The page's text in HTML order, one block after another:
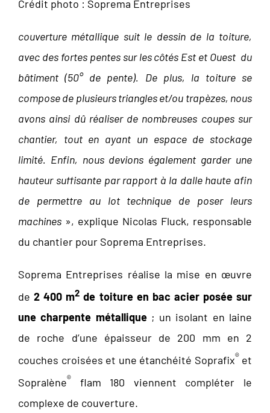
Crédit photo : Soprema Entreprises
couverture métallique suit le dessin de la toiture,
avec des fortes pentes sur les côtés Est et Ouest du
bâtiment (50° de pente). De plus, la toiture se
compose de plusieurs triangles et/ou trapèzes, nous
avons ainsi dû réaliser de nombreuses coupes sur
chantier, tout en ayant un espace de stockage
limité. Enfin, nous devions également garder une
hauteur suffisante par rapport à la dalle haute afin
de permettre au lot technique de poser leurs
machines », explique Nicolas Fluck, responsable
du chantier pour Soprema Entreprises.
Soprema Entreprises réalise la mise en œuvre
de2 400 m2 de toiture en bac acier posée sur
une charpente métallique; un isolant en laine
de roche d’une épaisseur de 200 mm en 2
couches croisées et une étanchéité Soprafix®et
Sopralène®
flam 180 viennent compléter le
complexe de couverture.